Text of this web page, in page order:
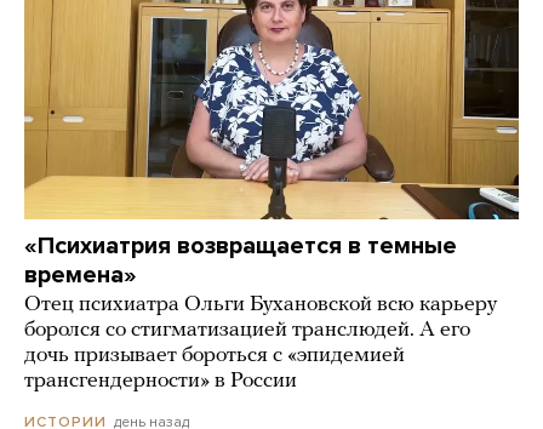
«Психиатрия возвращается в темные
времена»
Отец психиатра Ольги Бухановской всю карьеру
боролся со стигматизацией транслюдей. А его
дочь призывает бороться с «эпидемией
трансгендерности» в России
ИСТОРИИ день назад